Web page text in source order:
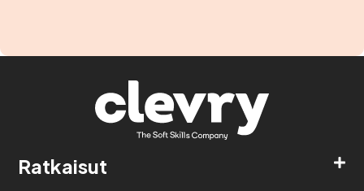
Ratkaisut